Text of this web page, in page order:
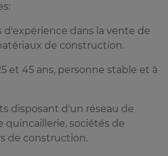
d'expérience dans la vente de
de construction.
et 45 ans, personne stable et à
disposant d'un réseau de
quincaillerie, sociétés de
de construction.